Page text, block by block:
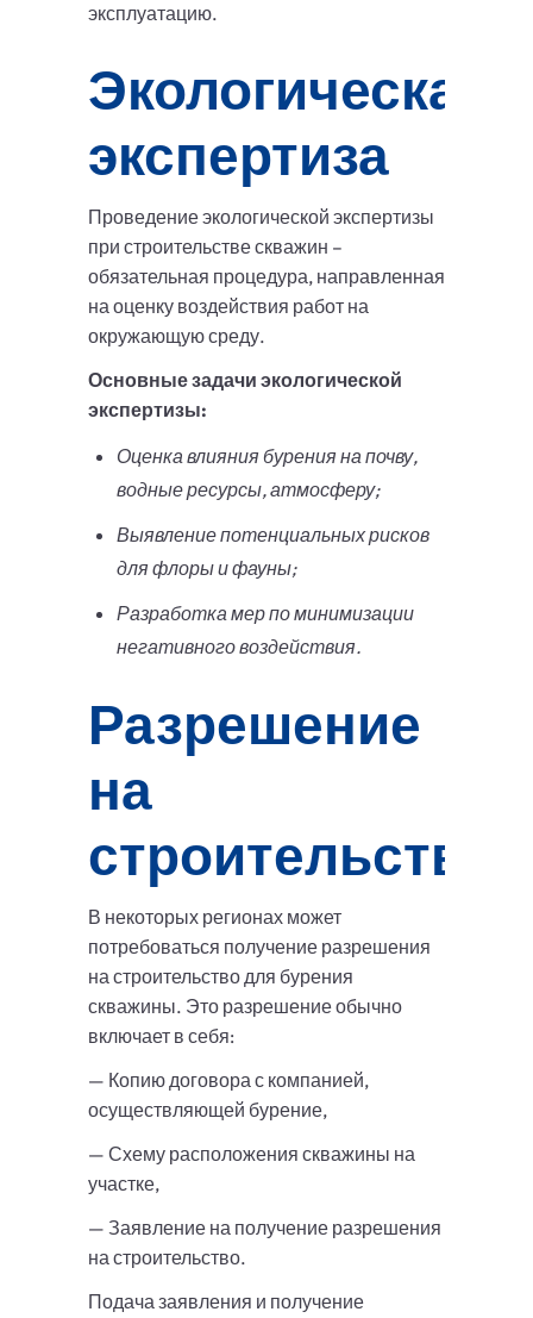
эксплуатацию.
Экологическая
экспертиза
Проведение экологической экспертизы
при строительстве скважин –
обязательная процедура, направленная
на оценку воздействия работ на
окружающую среду.
Основные задачи экологической
экспертизы:
Оценка влияния бурения на почву,
водные ресурсы, атмосферу;
Выявление потенциальных рисков
для флоры и фауны;
Разработка мер по минимизации
негативного воздействия.
Разрешение
на
строительство
В некоторых регионах может
потребоваться получение разрешения
на строительство для бурения
скважины. Это разрешение обычно
включает в себя:
— Копию договора с компанией,
осуществляющей бурение,
— Схему расположения скважины на
участке,
— Заявление на получение разрешения
на строительство.
Подача заявления и получение